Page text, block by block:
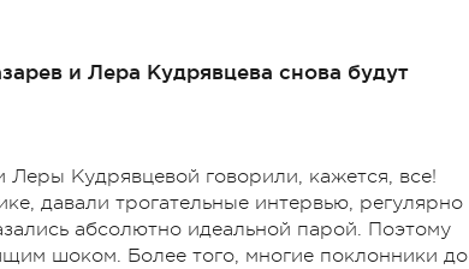
и Лера Кудрявцева снова будут
Леры Кудрявцевой говорили, кажется, все!
давали трогательные интервью, регулярно
абсолютно идеальной парой. Поэтому
шоком. Более того, многие поклонники до